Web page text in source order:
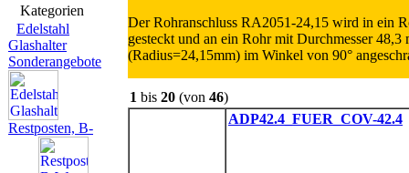
Kate­gorien
Edelstahl
Glashalter
Sonderangebote
Restposten, B-
Der Rohranschluss RA2051-24,15 wird in ein
gesteckt und an ein Rohr mit Durchmesser 48,3
(Radius=24,15mm) im Winkel von 90°
1 bis 20 (von 46)
ADP42.4_FUER_COV-42.4